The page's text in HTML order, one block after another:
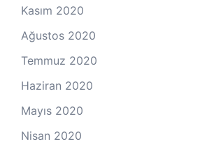
Kasım 2020
Ağustos 2020
Temmuz 2020
Haziran 2020
Mayıs 2020
Nisan 2020